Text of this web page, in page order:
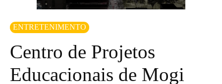
ENTRETENIMENTO
Centro de Projetos
Educacionais de Mogi